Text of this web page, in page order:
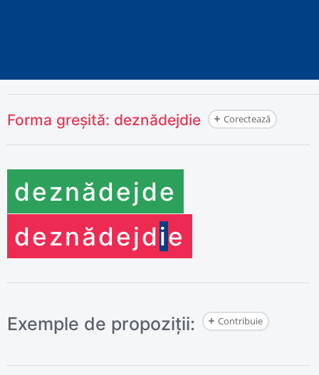
Forma greșită: deznădejdie Corectează
deznădejde
deznădejdie
Exemple de propoziții: Contribuie